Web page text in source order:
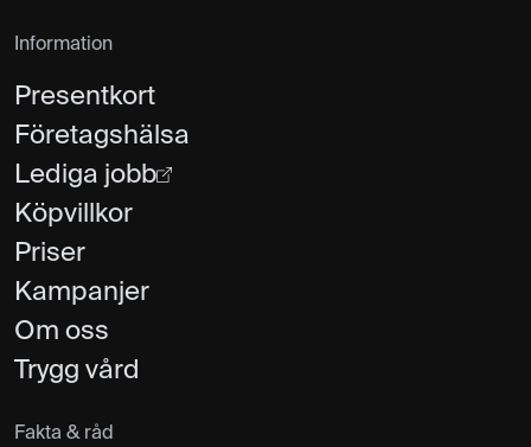
Information
Presentkort
Företagshälsa
Lediga jobb
Köpvillkor
Priser
Kampanjer
Om oss
Trygg vård
Fakta & råd